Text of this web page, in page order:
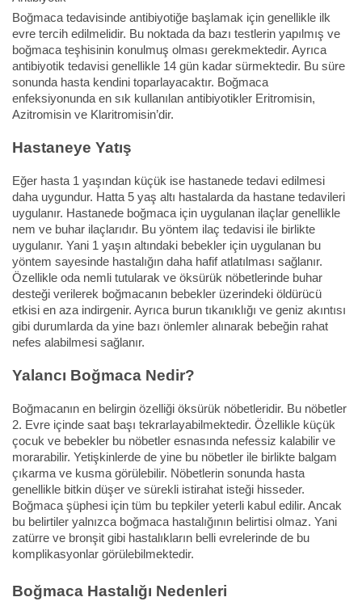
Boğmaca tedavisinde antibiyotiğe başlamak için genellikle ilk
evre tercih edilmelidir. Bu noktada da bazı testlerin yapılmış ve
boğmaca teşhisinin konulmuş olması gerekmektedir. Ayrıca
antibiyotik tedavisi genellikle 14 gün kadar sürmektedir. Bu süre
sonunda hasta kendini toparlayacaktır. Boğmaca
enfeksiyonunda en sık kullanılan antibiyotikler Eritromisin,
Azitromisin ve Klaritromisin’dir.
Hastaneye Yatış
Eğer hasta 1 yaşından küçük ise hastanede tedavi edilmesi
daha uygundur. Hatta 5 yaş altı hastalarda da hastane tedavileri
uygulanır. Hastanede boğmaca için uygulanan ilaçlar genellikle
nem ve buhar ilaçlarıdır. Bu yöntem ilaç tedavisi ile birlikte
uygulanır. Yani 1 yaşın altındaki bebekler için uygulanan bu
yöntem sayesinde hastalığın daha hafif atlatılması sağlanır.
Özellikle oda nemli tutularak ve öksürük nöbetlerinde buhar
desteği verilerek boğmacanın bebekler üzerindeki öldürücü
etkisi en aza indirgenir. Ayrıca burun tıkanıklığı ve geniz akıntısı
gibi durumlarda da yine bazı önlemler alınarak bebeğin rahat
nefes alabilmesi sağlanır.
Yalancı Boğmaca Nedir?
Boğmacanın en belirgin özelliği öksürük nöbetleridir. Bu nöbetler
2. Evre içinde saat başı tekrarlayabilmektedir. Özellikle küçük
çocuk ve bebekler bu nöbetler esnasında nefessiz kalabilir ve
morarabilir. Yetişkinlerde de yine bu nöbetler ile birlikte balgam
çıkarma ve kusma görülebilir. Nöbetlerin sonunda hasta
genellikle bitkin düşer ve sürekli istirahat isteği hisseder.
Boğmaca şüphesi için tüm bu tepkiler yeterli kabul edilir. Ancak
bu belirtiler yalnızca boğmaca hastalığının belirtisi olmaz. Yani
zatürre ve bronşit gibi hastalıkların belli evrelerinde de bu
komplikasyonlar görülebilmektedir.
Boğmaca Hastalığı Nedenleri